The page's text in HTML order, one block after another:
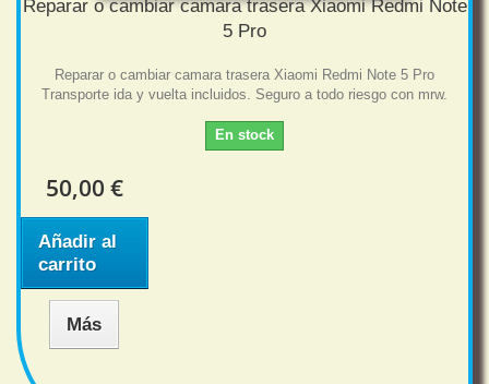
Reparar o cambiar camara trasera Xiaomi Redmi Note
5 Pro
Reparar o cambiar camara trasera Xiaomi Redmi Note 5 Pro
Transporte ida y vuelta incluidos. Seguro a todo riesgo con mrw.
En stock
50,00 €
Añadir al
carrito
Más